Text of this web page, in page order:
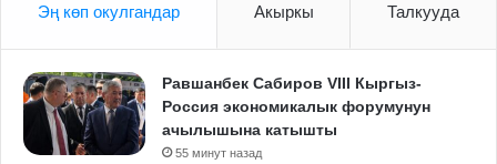
Эң көп окулгандар Акыркы Талкууда
Равшанбек Сабиров VIII Кыргыз-
Россия экономикалык форумунун
ачылышына катышты
55 минут назад